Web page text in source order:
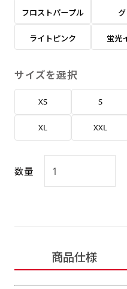
フロストパープル
ライトピンク 蛍光
サイズを選択
XS S
XL XXL
数量
商品仕様
弊社よりJPG画像を
返事を頂いたあとに
弊社よりJPG画像を
返事を頂いたあとに
デザインの色や文字
魔になりにくいのが
ールが必要です。
台座タイプ・吸盤タ
います。レジカウン
店内用です。お客さ
魔になりにくいのが
ールが必要です。
台座タイプ・吸盤タ
います。レジカウン